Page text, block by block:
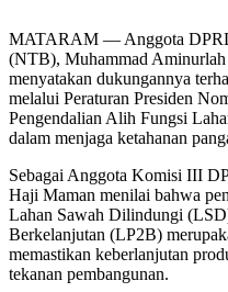
MATARAM — Anggota
(NTB), Muhammad
menyatakan dukungannya
melalui Peraturan Presiden
Pengendalian Alih Fungsi
dalam menjaga ketahanan
Sebagai Anggota Komisi III
Haji Maman menilai bahwa
Lahan Sawah Dilindungi
Berkelanjutan (LP2B)
memastikan keberlanjutan
tekanan pembangunan.